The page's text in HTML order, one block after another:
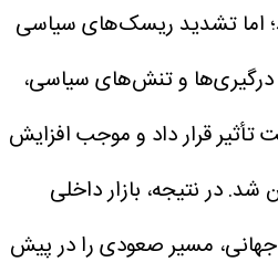
اما تشدید ریسک‌های سیاسی
درگیری‌ها و تنش‌های سیاسی،
تأثیر قرار داد و موجب افزایش
در نتیجه، بازار داخلی
مسیر صعودی را در پیش